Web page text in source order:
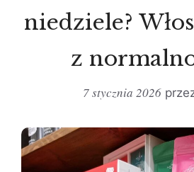
niedziele?
z
7 stycznia 2026